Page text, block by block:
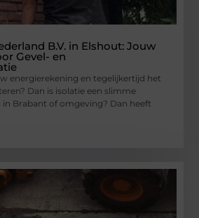
B.V. in Elshout: Jouw
Gevel- en
energierekening en tegelijkertijd het
Dan is isolatie een slimme
Brabant of omgeving? Dan heeft